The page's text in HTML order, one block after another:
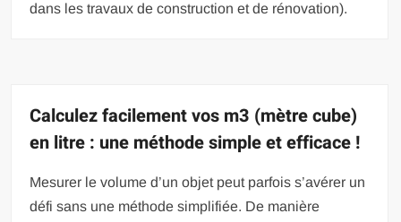
dans les travaux de construction et de rénovation).
Calculez facilement vos m3 (mètre cube)
en litre : une méthode simple et efficace !
Mesurer le volume d’un objet peut parfois s’avérer un
défi sans une méthode simplifiée. De manière